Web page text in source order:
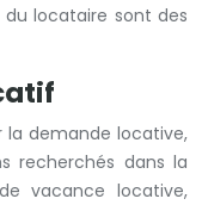
locataire sont des
la demande locative,
recherchés dans la
vacance locative,